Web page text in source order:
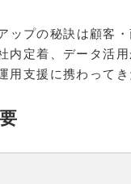
ップの秘訣は顧客
定着、データ活
支援に携わってき